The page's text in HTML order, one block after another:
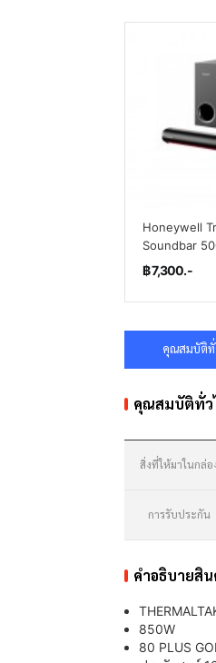
Honeywell
Soundbar
Audio ระบบเ
ควบคุม ปรับแต่
฿ 7,300.-
คุณสมบัติทั่
คุณสมบัติทั่ว
สิ่งที่ให้มาในกล่อ
การรับประกัน
คำอธิบายสิน
850W
80 PLUS